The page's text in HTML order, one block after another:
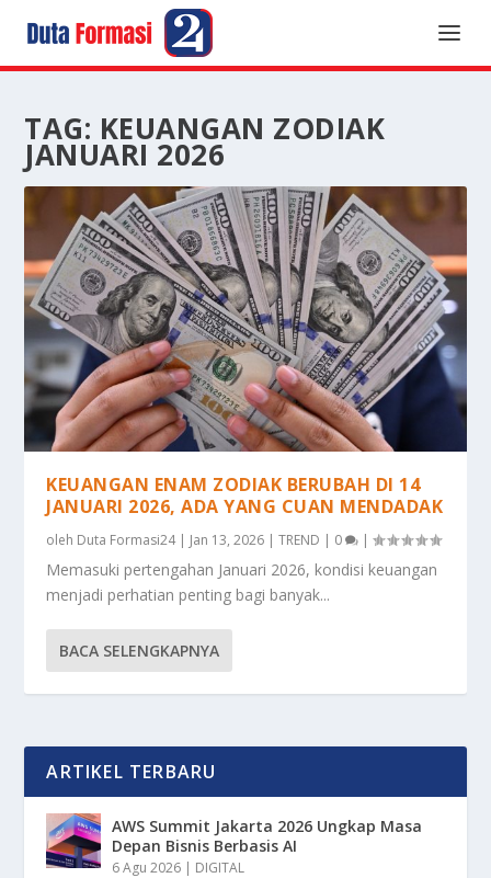
TAG: KEUANGAN ZODIAK
JANUARI 2026
KEUANGAN ENAM ZODIAK BERUBAH DI 14
JANUARI 2026, ADA YANG CUAN MENDADAK
oleh Duta Formasi24| Jan 13, 2026 |TREND | 0 |
Memasuki pertengahan Januari 2026, kondisi keuangan
menjadi perhatian penting bagi banyak...
BACA SELENGKAPNYA
ARTIKEL TERBARU
AWS Summit Jakarta 2026 Ungkap Masa
Depan Bisnis Berbasis AI
6 Agu 2026 | DIGITAL